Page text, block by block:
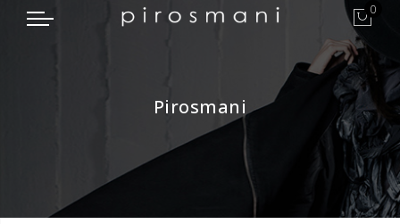
0
Pirosmani